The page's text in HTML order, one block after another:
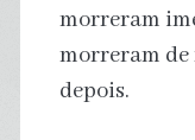
morreram
morreram de
depois.